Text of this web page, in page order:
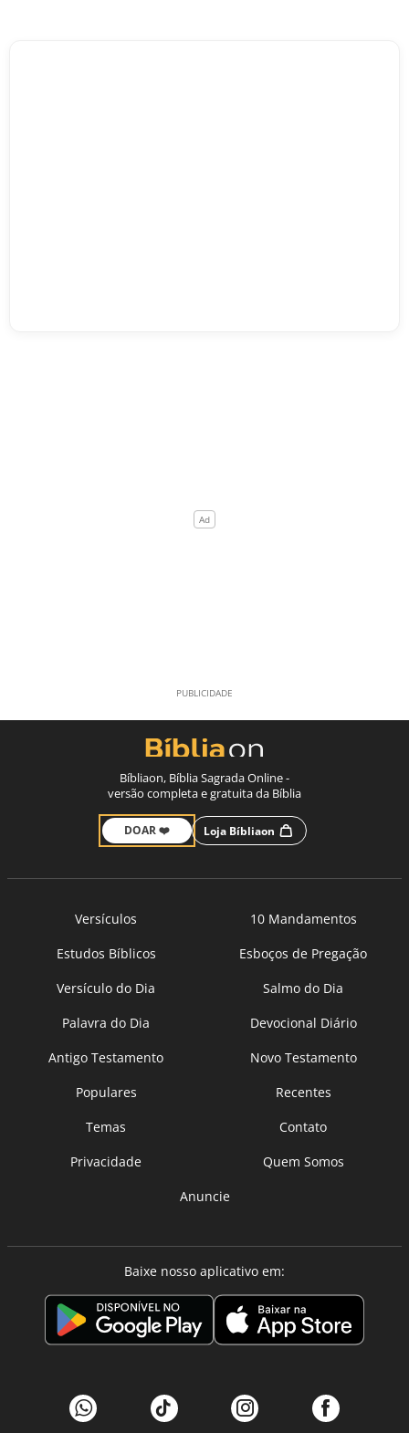
Bíbliaon, Bíblia Sagrada Online -
versão completa e gratuita da Bíblia
DOAR ❤️ Loja Bíbliaon
Versículos
10 Mandamentos
Estudos Bíblicos
Esboços de Pregação
Versículo do Dia
Salmo do Dia
Palavra do Dia
Devocional Diário
Antigo Testamento
Novo Testamento
Populares
Recentes
Temas
Contato
Privacidade
Quem Somos
Anuncie
Baixe nosso aplicativo em: